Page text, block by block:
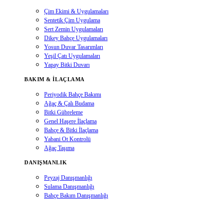
Çim Ekimi & Uygulamaları
Sentetik Çim Uygulama
Sert Zemin Uygulamaları
Dikey Bahçe Uygulamaları
Yosun Duvar Tasarımları
Yeşil Çatı Uygulamaları
Yapay Bitki Duvarı
BAKIM & İLAÇLAMA
Periyodik Bahçe Bakımı
Ağaç & Çalı Budama
Bitki Gübreleme
Genel Haşere İlaçlama
Bahçe & Bitki İlaçlama
Yabani Ot Kontrolü
Ağaç Taşıma
DANIŞMANLIK
Peyzaj Danışmanlığı
Sulama Danışmanlığı
Bahçe Bakım Danışmanlığı